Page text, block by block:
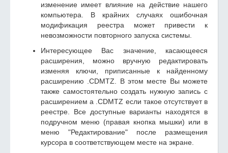
изменение имеет влияние на действие нашего
компьютера. В крайних случаях ошибочная
модификация реестра может привести к
невозможности повторного запуска системы.
Интересующее Вас значение, касающееся
расширения, можно вручную редактировать
изменяя ключи, приписанные к найденному
расширению .CDMTZ. В этом месте Вы можете
также самостоятельно создать нужную запись с
расширением а .CDMTZ если такое отсутствует в
реестре. Все доступные варианты находятся в
подручном меню (правая кнопка мышки) или в
меню "Редактирование" после размещения
курсора в соответствующем месте на экране.